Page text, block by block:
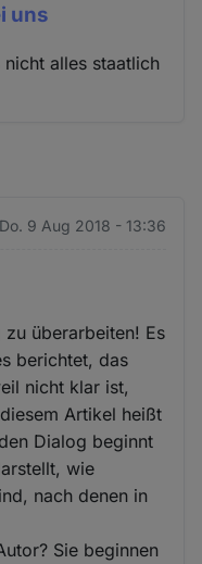
uns
alles staatlich
Do. 9 Aug 2018 - 13:36
überarbeiten! Es
berichtet, das
nicht klar ist,
Artikel heißt
Dialog beginnt
wie
nach denen in
Sie beginnen